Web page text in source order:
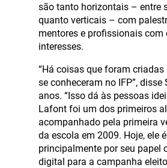
são tanto horizontais – entre
quanto verticais – com
mentores e profissionais com
interesses.
“Há coisas que foram
se conheceram no IFP”,
anos. “Isso dá às pessoas
Lafont foi um dos primeiros
acompanhado pela primeira
da escola em 2009. Hoje, ele
principalmente por seu papel
digital para a campanha